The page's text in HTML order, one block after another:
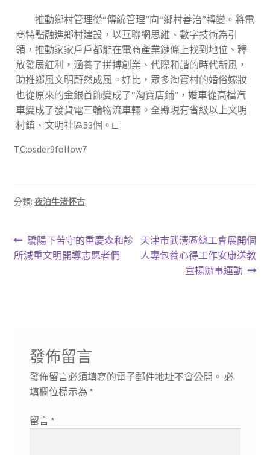
推動鄉村管理從“傳統管理”向“鄉村善治”轉變。將電
商特點融進鄉村建設，以互聯網思維、數字技術為引
領，推動家家戶戶都能在電商產業鏈條上找到地位、釋
放發展紅利，涵養了拼搏創業、代際和諧的時代新風，
助推鄉風文明蔚然成風。好比，眾多淘寶村的婚俗嫁妝
也從原來的金銀首飾變成了“淘寶店鋪”，婚車從高檔汽
車變成了發貨電三輪物流車輛。全縣現有省級以上文明
村鎮、文明社區53個。□
TC:osder9follow7
分類: 夜泊牛渚怀古
文
章
上
一
驕陽下苦守的重慶森和診
所減重文明開導志愿者們
下
一
天津市武清區總工會展開個
人專包養心得工作安康送教
宣揚辦事運動
發佈留言
發佈留言必須填寫的電子郵件地址不會公開。 必
填欄位標示為 *
留言 *